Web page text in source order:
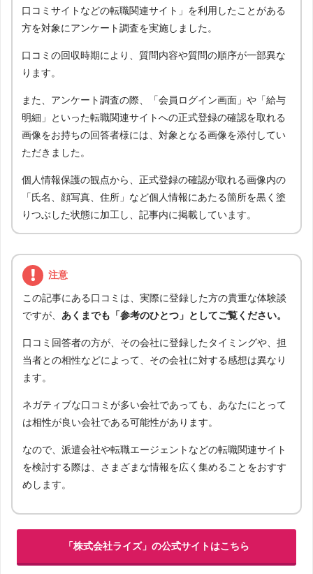
口コミサイトなどの転職関連サイト」を利用したことがある
方を対象にアンケート調査を実施しました。
口コミの回収時期により、質問内容や質問の順序が一部異な
ります。
また、アンケート調査の際、「会員ログイン画面」や「給与
明細」といった転職関連サイトへの正式登録の確認を取れる
画像をお持ちの回答者様には、対象となる画像を添付してい
ただきました。
個人情報保護の観点から、正式登録の確認が取れる画像内の
「氏名、顔写真、住所」など個人情報にあたる箇所を黒く塗
りつぶした状態に加工し、記事内に掲載しています。
注意
この記事にある口コミは、実際に登録した方の貴重な体験談
ですが、 あくまでも「参考のひとつ」としてご覧ください。
口コミ回答者の方が、その会社に登録したタイミングや、担
当者との相性などによって、その会社に対する感想は異なり
ます。
ネガティブな口コミが多い会社であっても、あなたにとって
は相性が良い会社である可能性があります。
なので、派遣会社や転職エージェントなどの転職関連サイト
を検討する際は、さまざまな情報を広く集めることをおすす
めします。
「株式会社ライズ」の公式サイトはこちら